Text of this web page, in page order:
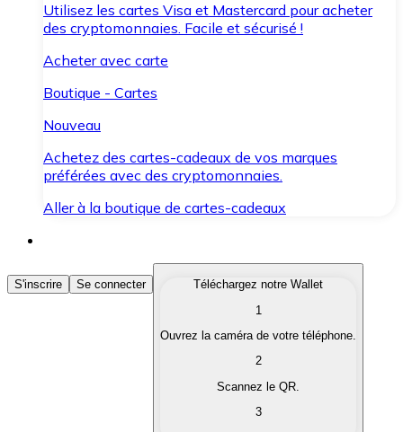
Utilisez les cartes Visa et Mastercard pour acheter
des cryptomonnaies. Facile et sécurisé !
Acheter avec carte
Boutique - Cartes
Nouveau
Achetez des cartes-cadeaux de vos marques
préférées avec des cryptomonnaies.
Aller à la boutique de cartes-cadeaux
Acheter des Cryptomonnaies
Achetez les cryptomonnaies qui vous intéressent
Convertissez vos cryptomonnaies en monnaie
S'inscrire Se connecter
Téléchargez notre Wallet
1
Ouvrez la caméra de votre téléphone.
2
Scannez le QR.
3